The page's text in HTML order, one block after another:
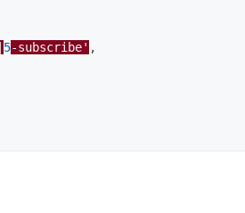
5-subscribe' ,